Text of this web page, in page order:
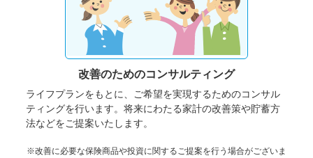
改善のためのコンサルティング
ライフプランをもとに、ご希望を実現するためのコンサル
ティングを行います。将来にわたる家計の改善策や貯蓄方
法などをご提案いたします。
※改善に必要な保険商品や投資に関するご提案を行う場合がございま